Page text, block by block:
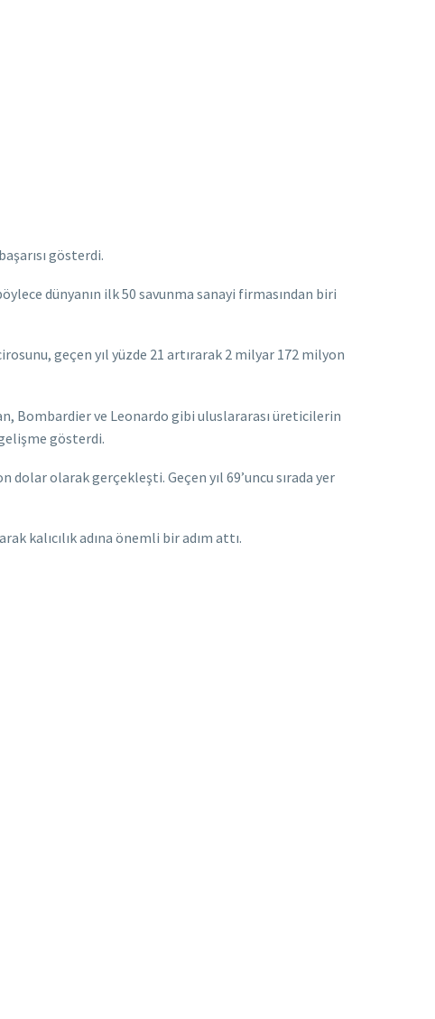
gösterdi.
dünyanın ilk 50 savunma sanayi firmasından biri
geçen yıl yüzde 21 artırarak 2 milyar 172 milyon
Bombardier ve Leonardo gibi uluslararası üreticilerin
gösterdi.
olarak gerçekleşti. Geçen yıl 69’uncu sırada yer
kalıcılık adına önemli bir adım attı.